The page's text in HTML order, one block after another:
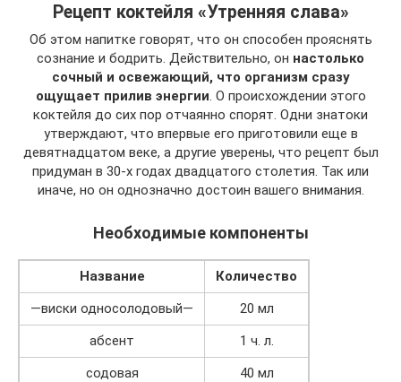
Рецепт коктейля «Утренняя слава»
Об этом напитке говорят, что он способен прояснять
сознание и бодрить. Действительно, он настолько
сочный и освежающий, что организм сразу
ощущает прилив энергии . О происхождении этого
коктейля до сих пор отчаянно спорят. Одни знатоки
утверждают, что впервые его приготовили еще в
девятнадцатом веке, а другие уверены, что рецепт был
придуман в 30-х годах двадцатого столетия. Так или
иначе, но он однозначно достоин вашего внимания.
Необходимые компоненты
Название
Количество
—виски односолодовый—
20 мл
абсент
1 ч. л.
содовая
40 мл